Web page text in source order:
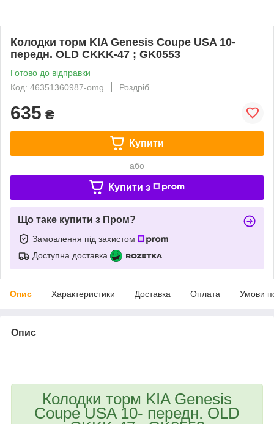
Колодки торм KIA Genesis Coupe USA 10-
передн. OLD CKKK-47 ; GK0553
Готово до відправки
Код: 46351360987-omg
Роздріб
635 ₴
Купити
або
Купити з
Що таке купити з Пром?
Замовлення під захистом
Доступна доставка
Опис Характеристики Доставка Оплата Умови
Опис
Колодки торм KIA Genesis
Coupe USA 10- передн. OLD